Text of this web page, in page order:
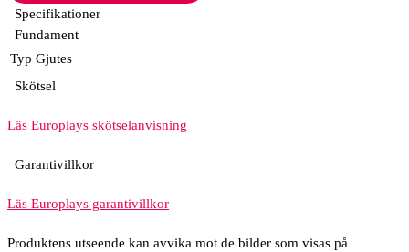
Specifikationer
Fundament
Typ Gjutes
Skötsel
Läs Europlays skötselanvisning
Garantivillkor
Läs Europlays garantivillkor
Produktens utseende kan avvika mot de bilder som visas på